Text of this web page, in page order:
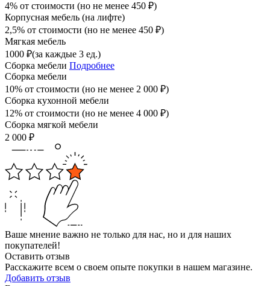
4% от стоимости (но не менее 450 ₽)
Корпусная мебель (на лифте)
2,5% от стоимости (но не менее 450 ₽)
Мягкая мебель
1000 ₽(за каждые 3 ед.)
Сборка мебели Подробнее
Сборка мебели
10% от стоимости (но не менее 2 000 ₽)
Сборка кухонной мебели
12% от стоимости (но не менее 4 000 ₽)
Сборка мягкой мебели
2 000 ₽
Ваше мнение важно не только для нас, но и для наших
покупателей!
Оставить отзыв
Расскажите всем о своем опыте покупки в нашем магазине.
Добавить отзыв